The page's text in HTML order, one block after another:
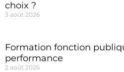
choix ?
3 août 2026
Formation fonction
performance
2 août 2026